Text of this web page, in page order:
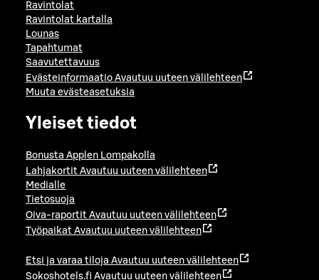
Ravintolat
Ravintolat kartalla
Lounas
Tapahtumat
Saavutettavuus
Evästeinformaatio Avautuu uuteen välilehteen
Muuta evästeasetuksia
Yleiset tiedot
Bonusta Applen Lompakolla
Lahjakortit Avautuu uuteen välilehteen
Medialle
Tietosuoja
Oiva-raportit Avautuu uuteen välilehteen
Työpaikat Avautuu uuteen välilehteen
Etsi ja varaa tiloja Avautuu uuteen välilehteen
Sokoshotels.fi Avautuu uuteen välilehteen